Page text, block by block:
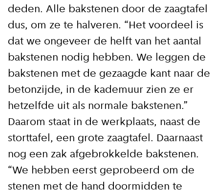
deden. Alle bakstenen door de zaagtafel
dus, om ze te halveren. “Het voordeel is
dat we ongeveer de helft van het aantal
bakstenen nodig hebben. We leggen de
bakstenen met de gezaagde kant naar de
betonzijde, in de kademuur zien ze er
hetzelfde uit als normale bakstenen.”
Daarom staat in de werkplaats, naast de
storttafel, een grote zaagtafel. Daarnaast
nog een zak afgebrokkelde bakstenen.
“We hebben eerst geprobeerd om de
stenen met de hand doormidden te